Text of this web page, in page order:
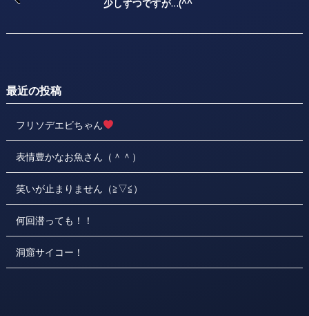
最近の投稿
フリソデエビちゃん
表情豊かなお魚さん（＾＾）
笑いが止まりません（≧▽≦）
何回潜っても！！
洞窟サイコー！